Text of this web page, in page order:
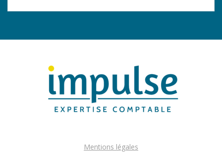
Mentions légales